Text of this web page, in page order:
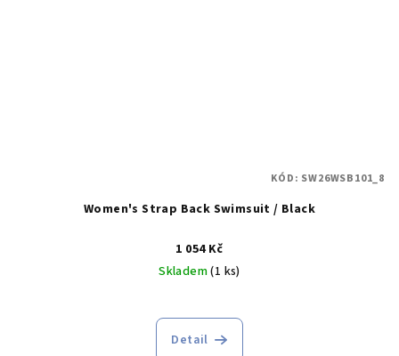
Women's Strap Back Swimsuit / Black
1 054 Kč
Skladem(1 ks)
Detail
KÓD: SW26WSB101_8